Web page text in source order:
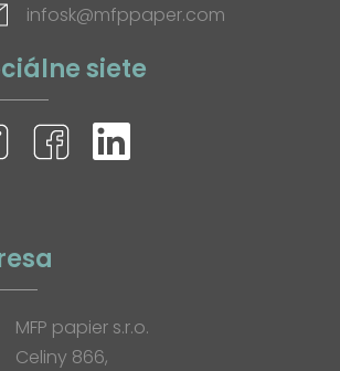
infosk@mfppaper.com
siete
MFP papier s.r.o.
Celiny 866,